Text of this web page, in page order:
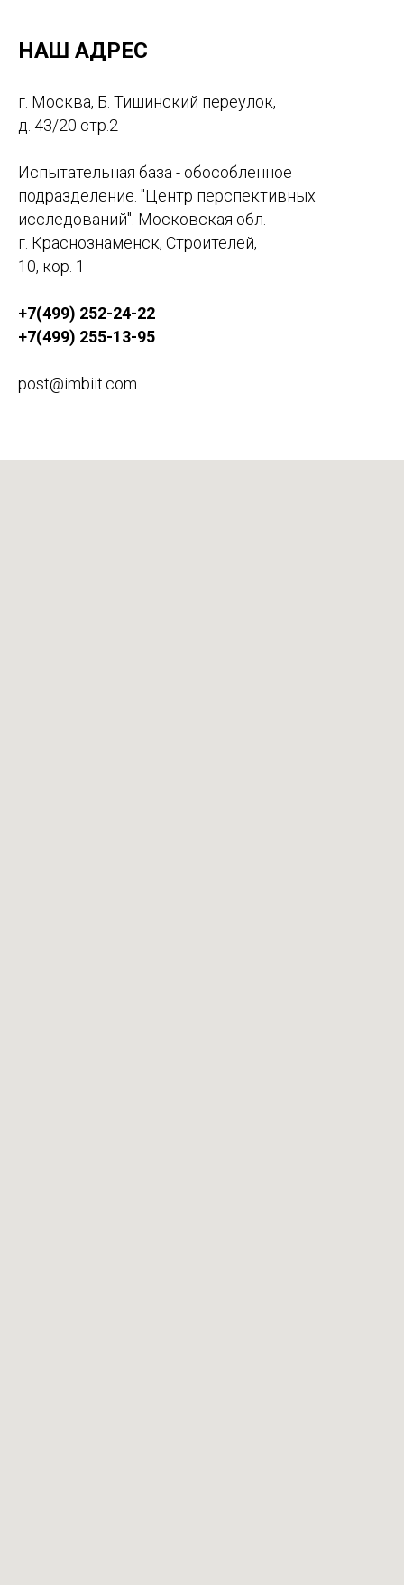
НАШ АДРЕС
г. Москва, Б. Тишинский переулок,
д. 43/20 стр.2
Испытательная база - обособленное
подразделение. "Центр перспективных
исследований". Московская обл.
г. Краснознаменск, Строителей,
10, кор. 1
+7(499) 252-24-22
+7(499) 255-13-95
post@imbiit.com